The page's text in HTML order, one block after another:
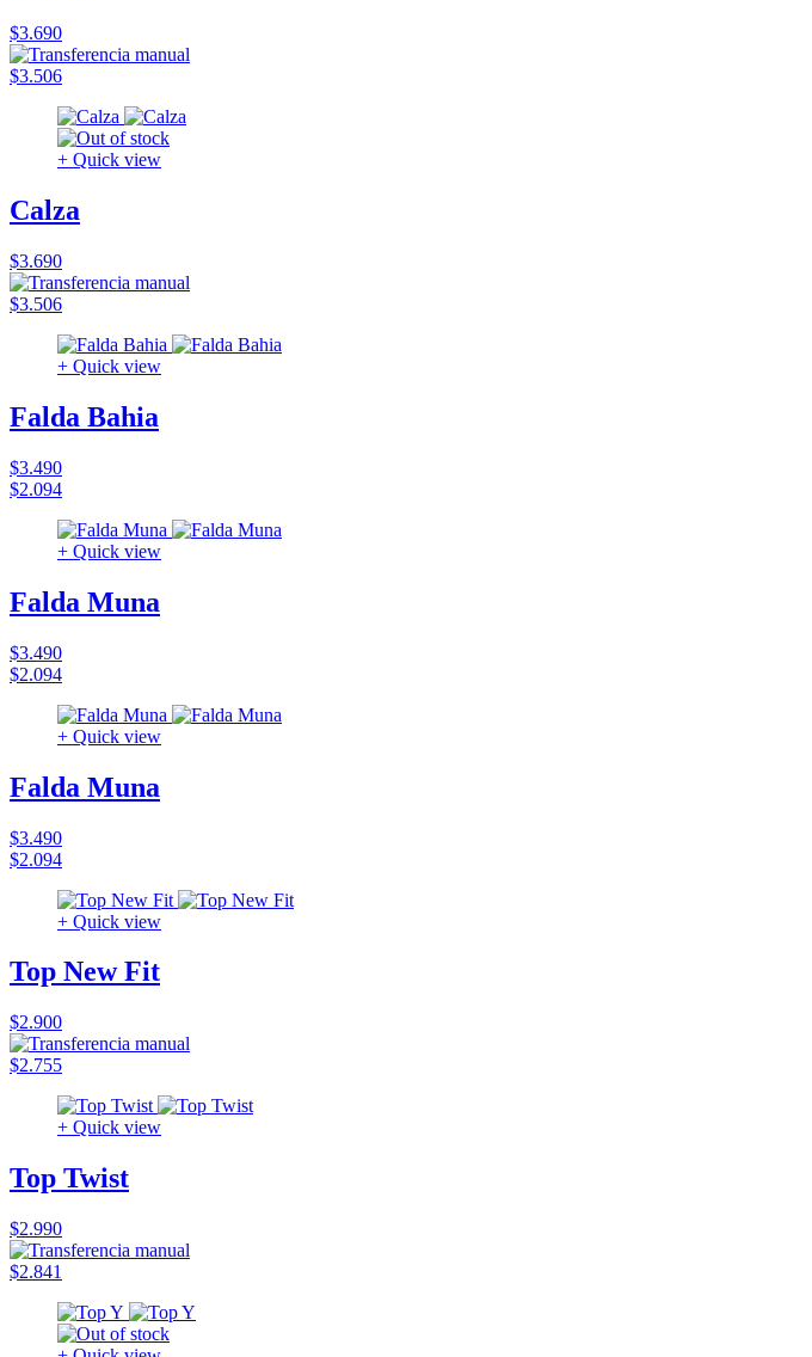
$3.690
$3.506
+ Quick view
Calza
$3.690
$3.506
+ Quick view
Falda Bahia
$3.490
$2.094
+ Quick view
Falda Muna
$3.490
$2.094
+ Quick view
Falda Muna
$3.490
$2.094
+ Quick view
Top New Fit
$2.900
$2.755
+ Quick view
Top Twist
$2.990
$2.841